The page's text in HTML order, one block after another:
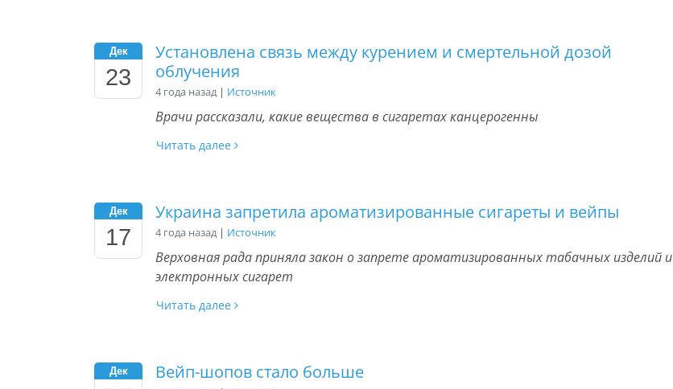
Дек
23
Установлена связь между курением и смертельной дозой
облучения
4 года назад | Источник
Врачи рассказали, какие вещества в сигаретах канцерогенны
Читать далее
Дек
17
Украина запретила ароматизированные сигареты и вейпы
4 года назад | Источник
Верховная рада приняла закон о запрете ароматизированных табачных изделий и
электронных сигарет
Читать далее
Дек Вейп-шопов стало больше